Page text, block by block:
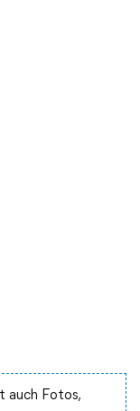
auch Fotos,